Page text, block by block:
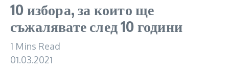
10 избора, за които ще
съжалявате след 10 години
1 Mins Read
01.03.2021